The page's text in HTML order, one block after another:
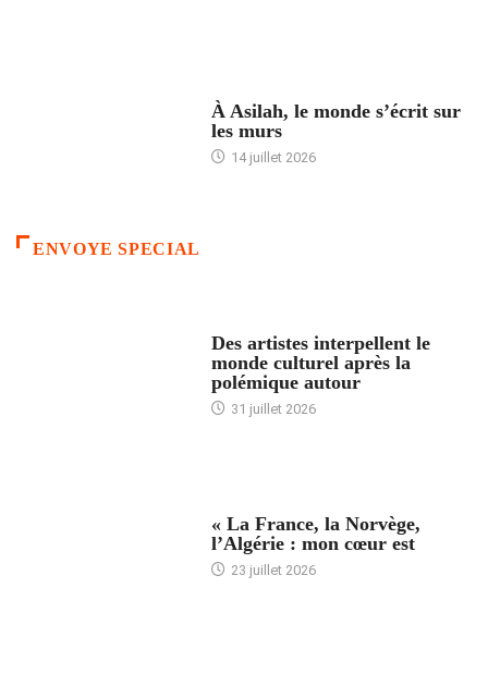
À Asilah, le monde s’écrit sur
les murs
14 juillet 2026
ENVOYE SPECIAL
Des artistes interpellent le
monde culturel après la
polémique autour
31 juillet 2026
« La France, la Norvège,
l’Algérie : mon cœur est
23 juillet 2026